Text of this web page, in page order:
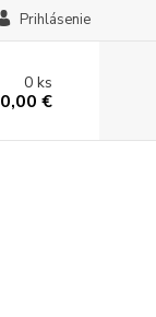
Prihlásenie
0ks
0,00 €